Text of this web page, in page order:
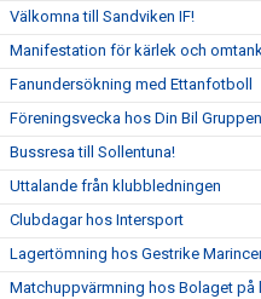
Välkomna till Sandviken IF!
Manifestation för kärlek och
Fanundersökning med Ettanfotboll
Föreningsvecka hos Din Bil Gruppen
Bussresa till Sollentuna!
Uttalande från klubbledningen
Clubdagar hos Intersport
Lagertömning hos Gestrike
Matchuppvärmning hos Bolaget på